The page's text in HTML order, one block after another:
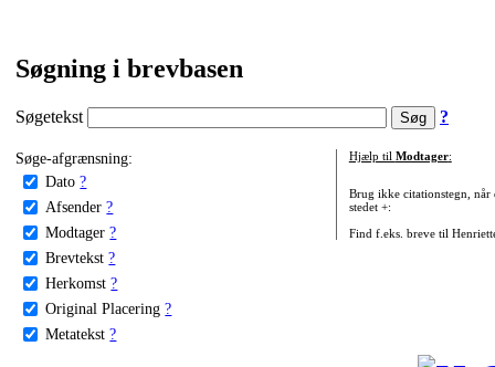
Søgning i brevbasen
Søgetekst ?
Søge-afgrænsning:
Dato ?
Afsender ?
Modtager ?
Brevtekst ?
Herkomst ?
Original Placering ?
Metatekst ?
Hjælp til Modtager:
Brug ikke citationstegn, når
stedet +:
Find f.eks. breve til